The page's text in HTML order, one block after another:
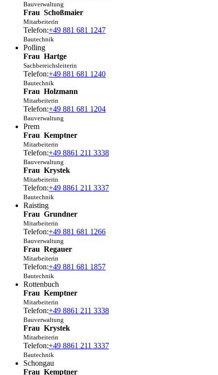
Bauverwaltung
Frau Schoßmaier
Mitarbeiterin
Telefon:+49 881 681 1247
Bautechnik
Polling
Frau Hartge
Sachbereichsleiterin
Telefon:+49 881 681 1240
Bautechnik
Frau Holzmann
Mitarbeiterin
Telefon:+49 881 681 1204
Bauverwaltung
Prem
Frau Kemptner
Mitarbeiterin
Telefon:+49 8861 211 3338
Bauverwaltung
Frau Krystek
Mitarbeiterin
Telefon:+49 8861 211 3337
Bautechnik
Raisting
Frau Grundner
Mitarbeiterin
Telefon:+49 881 681 1266
Bauverwaltung
Frau Regauer
Mitarbeiterin
Telefon:+49 881 681 1857
Bautechnik
Rottenbuch
Frau Kemptner
Mitarbeiterin
Telefon:+49 8861 211 3338
Bauverwaltung
Frau Krystek
Mitarbeiterin
Telefon:+49 8861 211 3337
Bautechnik
Schongau
Frau Kemptner